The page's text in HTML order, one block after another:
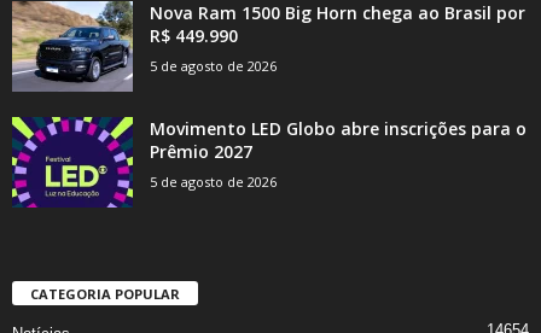
Nova Ram 1500 Big Horn chega ao Brasil por
R$ 449.990
5 de agosto de 2026
Movimento LED Globo abre inscrições para o
Prêmio 2027
5 de agosto de 2026
CATEGORIA POPULAR